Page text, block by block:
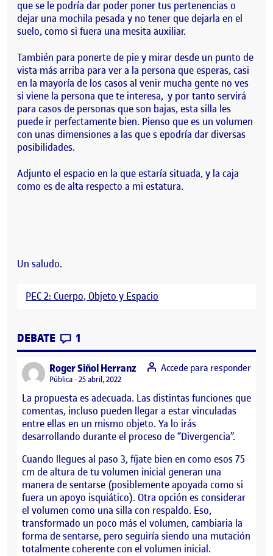
que se le podría dar poder poner tus pertenencias o
dejar una mochila pesada y no tener que dejarla en el
suelo, como si fuera una mesita auxiliar.
También para ponerte de pie y mirar desde un punto de
vista más arriba para ver a la persona que esperas, casi
en la mayoría de los casos al venir mucha gente no ves
si viene la persona que te interesa, y por tanto servirá
para casos de personas que son bajas, esta silla les
puede ir perfectamente bien. Pienso que es un volumen
con unas dimensiones a las que s epodría dar diversas
posibilidades.
Adjunto el espacio en la que estaría situada, y la caja
como es de alta respecto a mi estatura.
Un saludo.
PEC 2: Cuerpo, Objeto y Espacio
DEBATE CONTRIBUTIONS
1
Roger Siñol Herranzsays:
Visibilidad:
Pública 25 abril, 2022
La propuesta es adecuada. Las distintas funciones que
comentas, incluso pueden llegar a estar vinculadas
entre ellas en un mismo objeto. Ya lo irás
desarrollando durante el proceso de “Divergencia”.
Cuando llegues al paso 3, fíjate bien en como esos 75
cm de altura de tu volumen inicial generan una
manera de sentarse (posiblemente apoyada como si
fuera un apoyo isquiático). Otra opción es considerar
el volumen como una silla con respaldo. Eso,
transformado un poco más el volumen, cambiaria la
forma de sentarse, pero seguiría siendo una mutación
totalmente coherente con el volumen inicial.
Accede para responder